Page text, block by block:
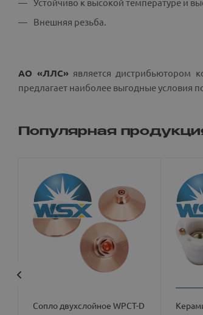
Внешняя резьба.
АО«ЛЛС» является дистрибьютором
предлагает наиболее выгодные условия
Популярная
Сопло двухслойное WPCT-D